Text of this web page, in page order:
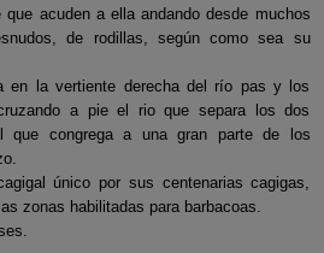
acuden a ella andando desde muchos
de rodillas, según como sea su
en la vertiente derecha del río pas y los
a pie el rio que separa los dos
que congrega a una gran parte de los
único por sus centenarias cagigas,
zonas habilitadas para barbacoas.